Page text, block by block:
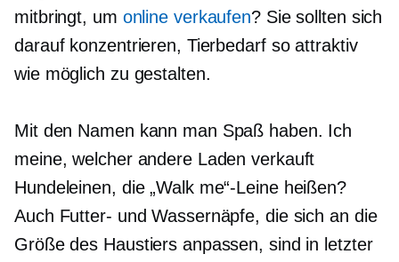
mitbringt, um online verkaufen? Sie sollten sich
darauf konzentrieren, Tierbedarf so attraktiv
wie möglich zu gestalten.
Mit den Namen kann man Spaß haben. Ich
meine, welcher andere Laden verkauft
Hundeleinen, die „Walk me“-Leine heißen?
Auch Futter- und Wassernäpfe, die sich an die
Größe des Haustiers anpassen, sind in letzter